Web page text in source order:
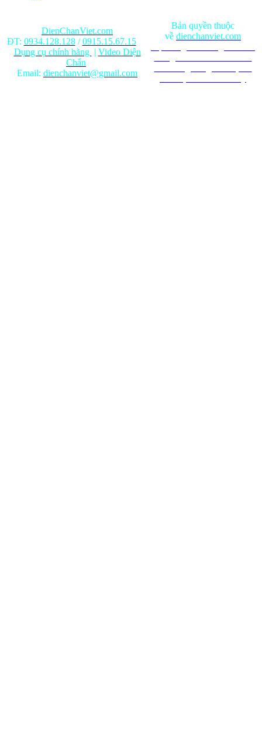
DienChanViet.com
ĐT: 0934.128.128/0915.15.67.15
Dụng cụ chính hãng | Video Diện
Chẩn
Email: dienchanviet@gmail.com
Bản quyền thuộc
về dienchanviet.com